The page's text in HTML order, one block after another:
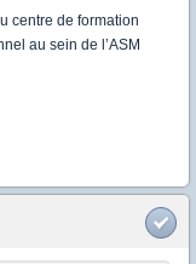
centre de formation
au sein de l’ASM